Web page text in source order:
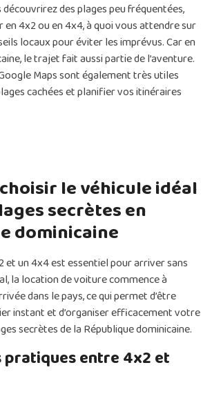
découvrirez des plages peu fréquentées,
4x2 ou en4x4, à quoi vous attendre sur
locaux pour éviter les imprévus. Car en
le trajet fait aussi partie de l’aventure.
Maps sont également très utiles
cachées et planifier vos itinéraires
le véhicule idéal
secrètes en
dominicaine
et un 4x4 est essentiel pour arriver sans
la location de voiture commence à
dans le pays, ce qui permet d’être
instant et d’organiser efficacement votre
secrètes de la République dominicaine.
entre 4x2 et